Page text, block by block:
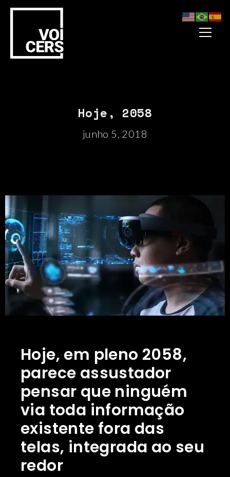
Hoje, 2058
junho 5, 2018
Hoje, em pleno 2058,
parece assustador
pensar que ninguém
via toda informação
existente fora das
telas, integrada ao seu
redor